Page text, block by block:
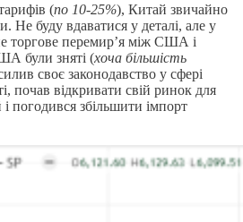
(по 10-25%), Китай звичайно
Не буду вдаватися у деталі, але у
торгове перемир’я між США і
були зняті (хоча більшість
своє законодавство у сфері
почав відкривати свій ринок для
погодився збільшити імпорт